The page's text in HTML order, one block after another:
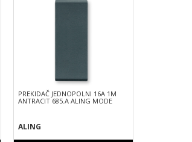
PREKIDAČ JEDNOPOLNI 16A 1M
ANTRACIT 685.A ALING MODE
ALING